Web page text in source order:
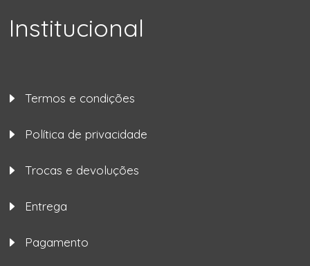
Institucional
Termos e condições
Política de privacidade
Trocas e devoluções
Entrega
Pagamento